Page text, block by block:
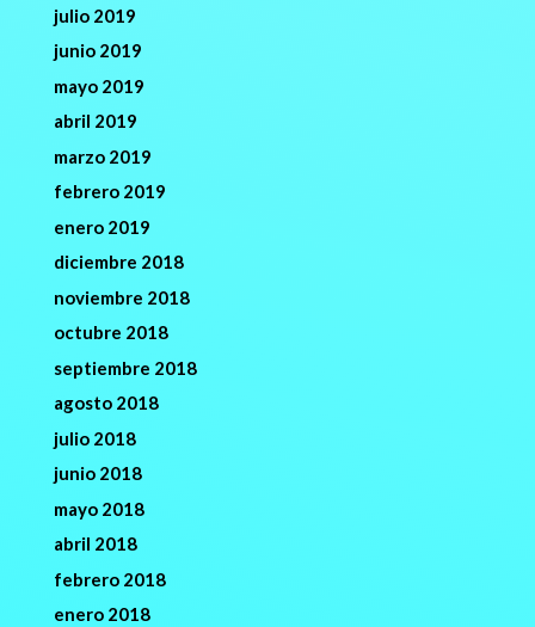
julio 2019
junio 2019
mayo 2019
abril 2019
marzo 2019
febrero 2019
enero 2019
diciembre 2018
noviembre 2018
octubre 2018
septiembre 2018
agosto 2018
julio 2018
junio 2018
mayo 2018
abril 2018
febrero 2018
enero 2018